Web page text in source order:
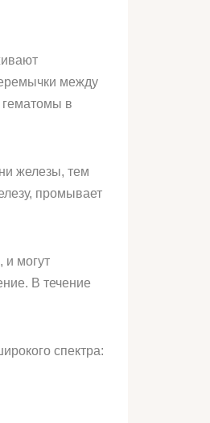
между
в
железы, тем
промывает
и могут
В течение
спектра: